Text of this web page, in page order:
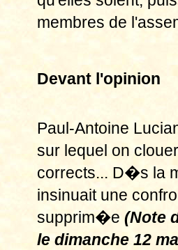
membres de
Devant l'opinion
Paul-Antoine
sur lequel on
corrects... D�s la
insinuait une
supprim�e (Note
le dimanche 12